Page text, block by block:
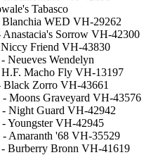
Tabasco
WED VH-29262
Sorrow VH-42300
Friend VH-43830
Neueves Wendelyn
Macho Fly VH-13197
Zorro VH-43661
Moons Graveyard VH-43576
Night Guard VH-42942
Youngster VH-42945
Amaranth '68 VH-35529
Burberry Bronn VH-41619